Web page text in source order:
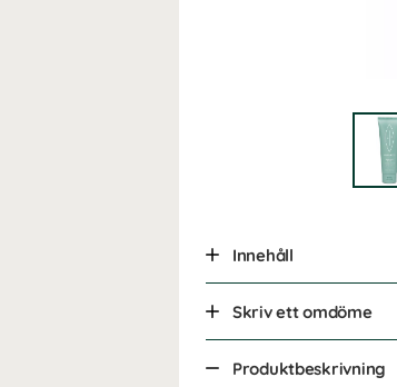
Innehåll
Skriv ett omdöme
Produktbeskrivning